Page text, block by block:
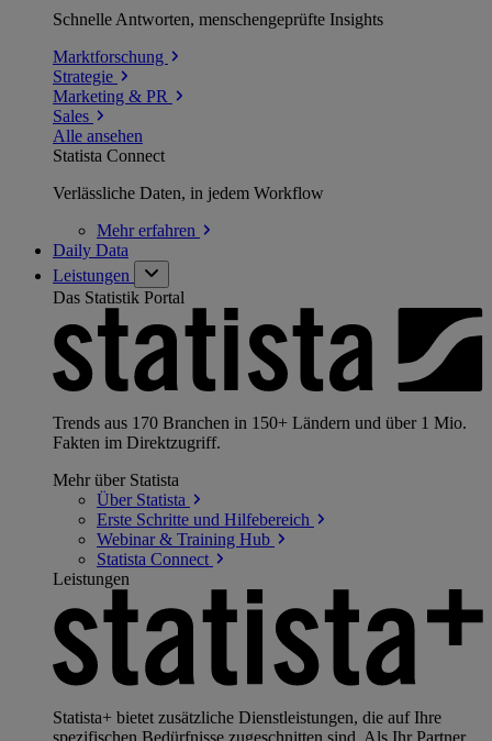
Schnelle Antworten, menschengeprüfte Insights
Marktforschung
Strategie
Marketing & PR
Sales
Alle ansehen
Statista Connect
Verlässliche Daten, in jedem Workflow
Mehrerfahren
Daily Data
Leistungen
Das Statistik Portal
Trends aus 170 Branchen in 150+ Ländern und über 1 Mio.
Fakten im Direktzugriff.
Mehr über Statista
Über Statista
Erste Schritte und Hilfebereich
Webinar & Training Hub
Statista Connect
Leistungen
Statista+ bietet zusätzliche Dienstleistungen, die auf Ihre
spezifischen Bedürfnisse zugeschnitten sind. Als Ihr Partner